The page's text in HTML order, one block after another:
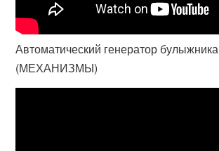
Автоматический генератор булыжника
(МЕХАНИЗМЫ)